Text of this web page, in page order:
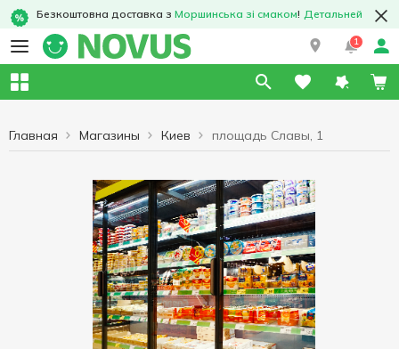
Безкоштовна доставка з Моршинська зі смаком! Детальней
1
Главная Магазины Киев площадь Славы, 1